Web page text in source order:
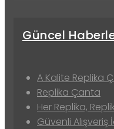
Güncel
A Kalite Replika
Replika Çanta
Her Replika,
Güvenli